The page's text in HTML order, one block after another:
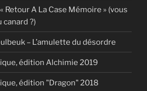
Retour A La Case Mémoire » (vous
canard ?)
– L’amulette du désordre
édition Alchimie 2019
édition "Dragon" 2018